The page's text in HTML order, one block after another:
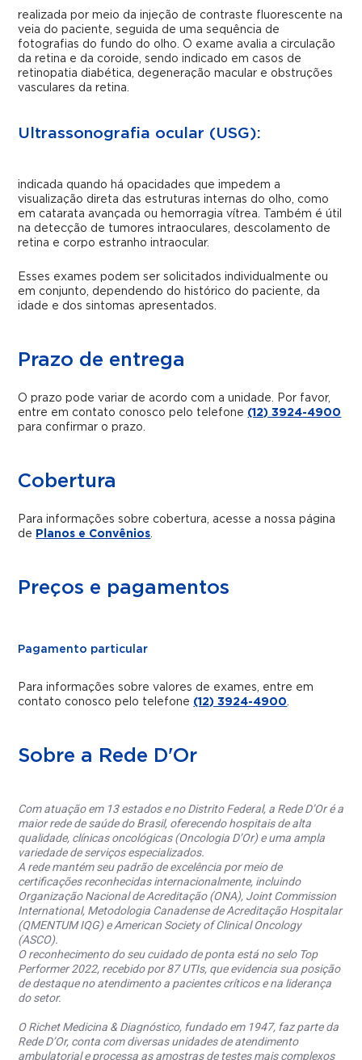
realizada por meio da injeção de contraste fluorescente na
veia do paciente, seguida de uma sequência de
fotografias do fundo do olho. O exame avalia a circulação
da retina e da coroide, sendo indicado em casos de
retinopatia diabética, degeneração macular e obstruções
vasculares da retina.
Ultrassonografia ocular (USG):
indicada quando há opacidades que impedem a
visualização direta das estruturas internas do olho, como
em catarata avançada ou hemorragia vítrea. Também é útil
na detecção de tumores intraoculares, descolamento de
retina e corpo estranho intraocular.
Esses exames podem ser solicitados individualmente ou
em conjunto, dependendo do histórico do paciente, da
idade e dos sintomas apresentados.
Prazo de entrega
O prazo pode variar de acordo com a unidade. Por favor,
entre em contato conosco pelo telefone (12) 3924-4900
para confirmar o prazo.
Cobertura
Para informações sobre cobertura, acesse a nossa página
de Planos e Convênios.
Preços e pagamentos
Pagamento particular
Para informações sobre valores de exames, entre em
contato conosco pelo telefone (12) 3924-4900.
Sobre a Rede D'Or
Com atuação em 13 estados e no Distrito Federal, a Rede D’Or é a
maior rede de saúde do Brasil, oferecendo hospitais de alta
qualidade, clínicas oncológicas (Oncologia D’Or) e uma ampla
variedade de serviços especializados.
A rede mantém seu padrão de excelência por meio de
certificações reconhecidas internacionalmente, incluindo
Organização Nacional de Acreditação (ONA), Joint Commission
International, Metodologia Canadense de Acreditação Hospitalar
(QMENTUM IQG) e American Society of Clinical Oncology
(ASCO).
O reconhecimento do seu cuidado de ponta está no selo Top
Performer 2022, recebido por 87 UTIs, que evidencia sua posição
de destaque no atendimento a pacientes críticos e na liderança
do setor.
O Richet Medicina & Diagnóstico, fundado em 1947, faz parte da
Rede D’Or, conta com diversas unidades de atendimento
ambulatorial e processa as amostras de testes mais complexos